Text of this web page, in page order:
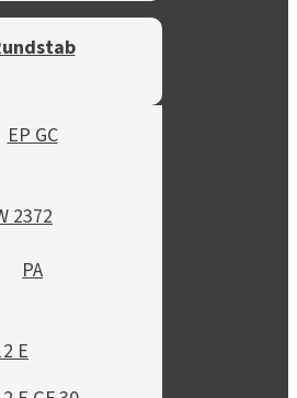
EP GC
2372
PA
E